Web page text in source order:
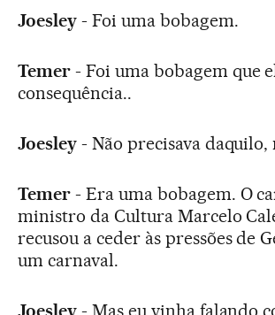
Joesley- Foi uma bobagem.
Temer- Foi uma bobagem que
consequência..
Joesley- Não precisava daquilo,
Temer- Era uma bobagem. O
ministro da Cultura Marcelo
recusou a ceder às pressões de
um carnaval.
Joesley- Mas eu vinha falando